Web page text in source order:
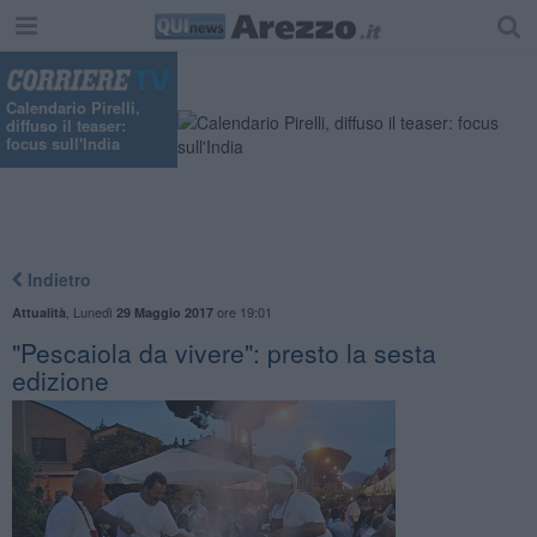
Calendario Pirelli,
diffuso il teaser:
focus sull'India
Indietro
Attualità Lunedì 29 Maggio 2017ore 19:01
"Pescaiola da vivere": presto la sesta
edizione